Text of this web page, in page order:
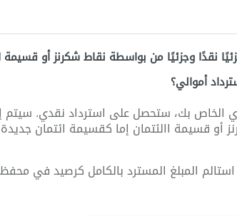
نقدًا وجزئيًا من بواسطة نقاط شكرنز أو قسيمة
أموالي؟
الخاص بك، ستحصل على استرداد نقدي. سيتم
أو قسيمة االئتمان إما كقسيمة ائتمان
استالم المبلغ المسترد بالكامل كرصيد في